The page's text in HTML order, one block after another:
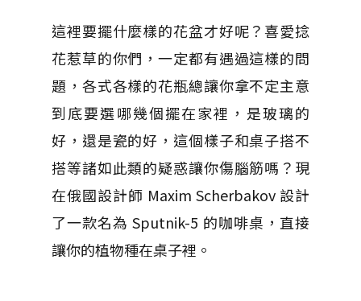
這裡要擺什麼樣的花盆才好呢？喜愛捻
花惹草的你們，一定都有遇過這樣的問
題，各式各樣的花瓶總讓你拿不定主意
到底要選哪幾個擺在家裡，是玻璃的
好，還是瓷的好，這個樣子和桌子搭不
搭等諸如此類的疑惑讓你傷腦筋嗎？現
在俄國設計師 Maxim Scherbakov 設計
了一款名為 Sputnik-5 的咖啡桌，直接
讓你的植物種在桌子裡。